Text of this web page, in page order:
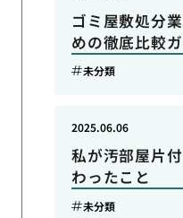
ゴミ屋敷処分
めの徹底比較
未分類
私が汚部屋片
わったこと
2025.06.06
未分類